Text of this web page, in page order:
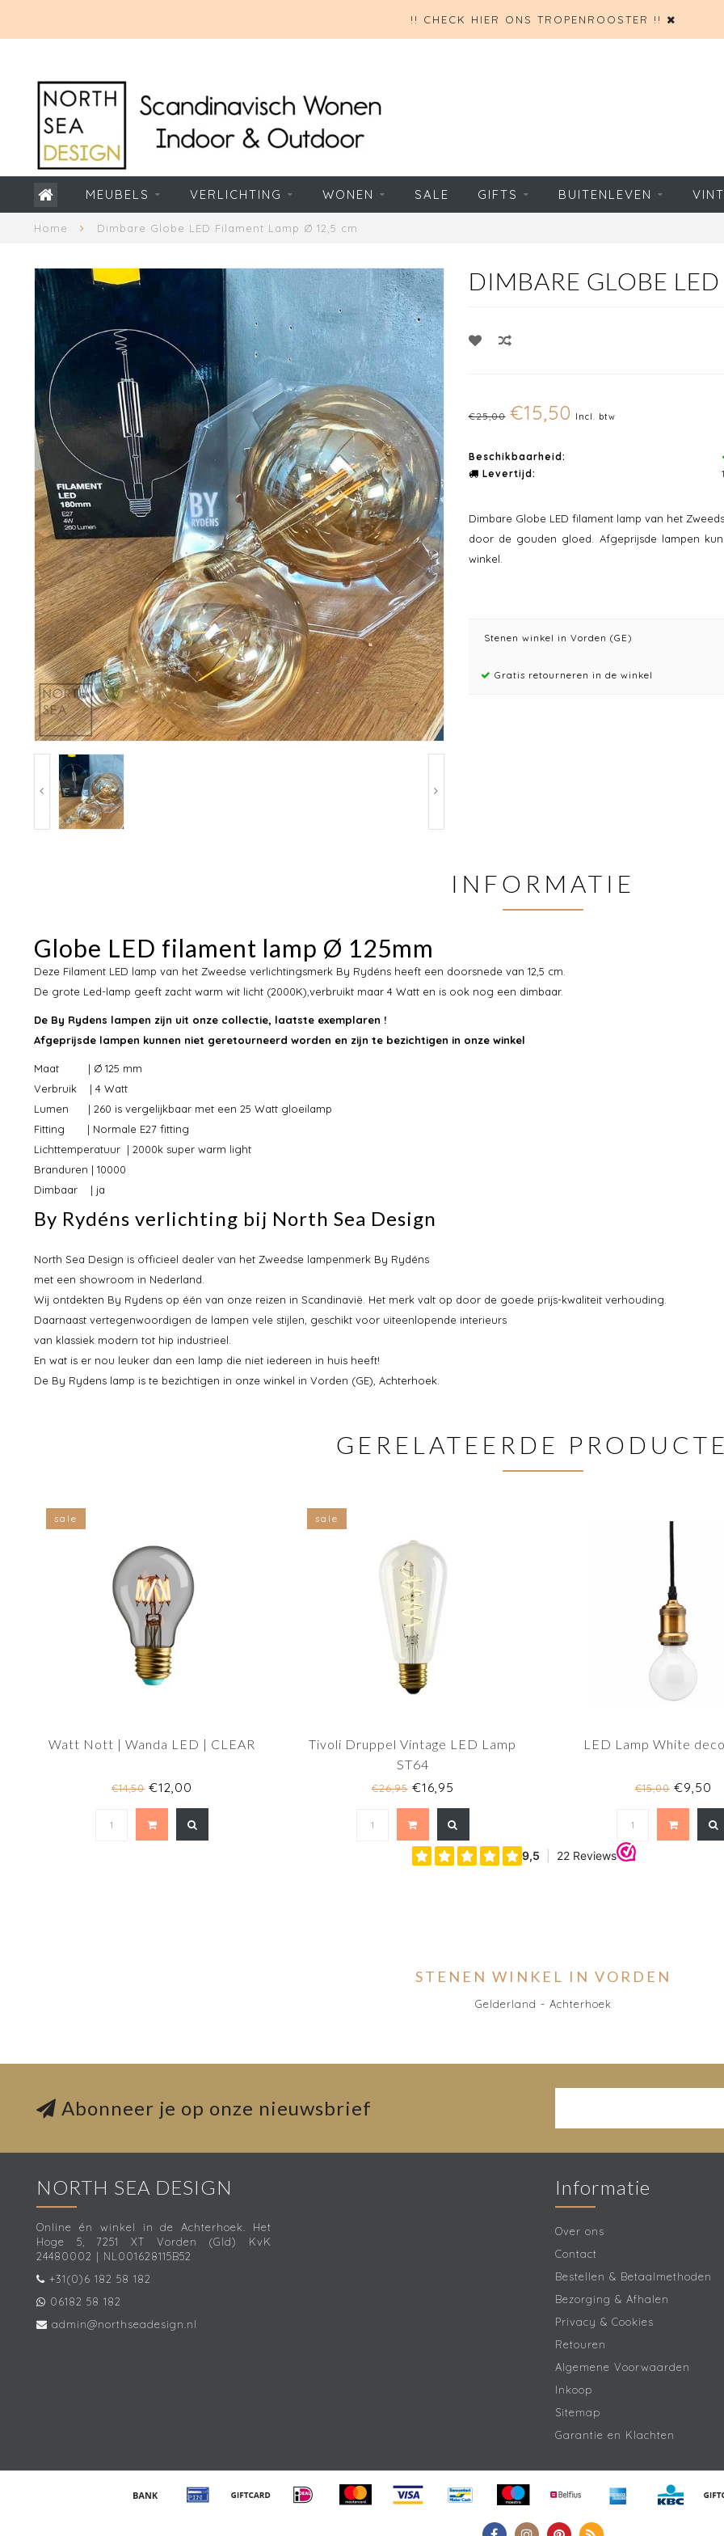
!! CHECK HIER ONS TROPENROOSTER !!
MEUBELS VERLICHTING WONEN SALE GIFTS BUITENLEVEN
Home Dimbare Globe LED Filament Lamp Ø 12,5 cm
DIMBARE GLOBE
€25,00 €15,50 Incl. btw
Beschikbaarheid:
Levertijd:
Dimbare Globe LED filament lamp van het
door de gouden gloed. Afgeprijsde lampen
winkel.
Stenen winkel in Vorden (GE)
Gratis retourneren in de winkel
INFORMATIE
Globe LED filament lamp Ø 125mm
Deze Filament LED lamp van het Zweedse verlichtingsmerk By Rydéns heeft een doorsnede van 12,5 cm.
De grote Led-lamp geeft zacht warm wit licht (2000K),verbruikt maar 4 Watt en is ook nog een dimbaar.
De By Rydens lampen zijn uit onze collectie, laatste exemplaren !
Afgeprijsde lampen kunnen niet geretourneerd worden en zijn te bezichtigen in onze winkel
Maat | Ø 125 mm
Verbruik | 4 Watt
Lumen | 260 is vergelijkbaar met een 25 Watt gloeilamp
Fitting | Normale E27 fitting
Lichttemperatuur | 2000k super warm light
Branduren | 10000
Dimbaar | ja
By Rydéns verlichting bij North Sea Design
North Sea Design is officieel dealer van het Zweedse lampenmerk By Rydéns
met een showroom in Nederland.
Wij ontdekten By Rydens op één van onze reizen in Scandinavië. Het merk valt op door de goede prijs-kwaliteit verhouding.
Daarnaast vertegenwoordigen de lampen vele stijlen, geschikt voor uiteenlopende interieurs
van klassiek modern tot hip industrieel.
En wat is er nou leuker dan een lamp die niet iedereen in huis heeft!
De By Rydens lamp is te bezichtigen in onze winkel in Vorden (GE), Achterhoek.
GERELATEERDE
sale
Watt Nott | Wanda LED | CLEAR
€14,50€12,00
sale
Tivoli Druppel Vintage LED Lamp
ST64
€26,95€16,95
LED Lamp White
€15,00€9,50
STENEN WINKEL IN VORDEN
Gelderland - Achterhoek
Abonneer je op onze nieuwsbrief
NORTH SEA DESIGN
Online én winkel in de Achterhoek. Het
Hoge 5, 7251 XT Vorden (Gld) KvK
24480002 | NL001628115B52
+31(0)6 182 58 182
06182 58 182
admin@northseadesign.nl
Informatie
Over ons
Contact
Bestellen & Betaalmethoden
Bezorging & Afhalen
Privacy & Cookies
Retouren
Algemene Voorwaarden
Inkoop
Sitemap
Garantie en Klachten